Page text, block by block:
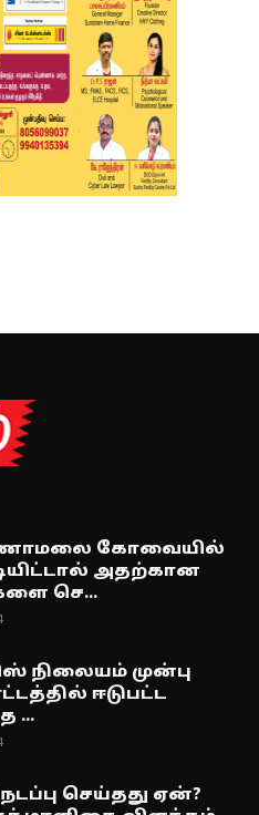
கோவையில்
அதற்கான
செ...
நிலையம் முன்பு
ஈடுபட்ட
...
செய்தது ஏன்?